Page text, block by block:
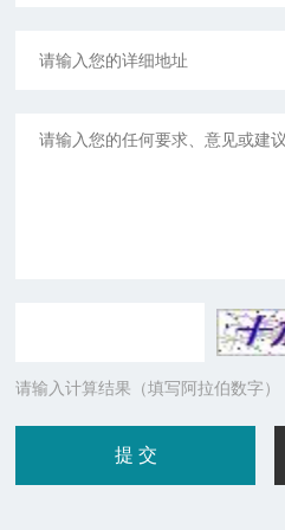
请输入计算结果（填写阿拉伯数字